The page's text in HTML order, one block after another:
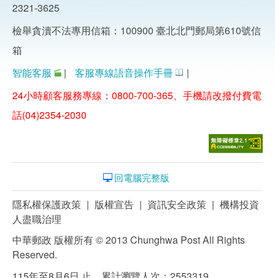
2321-3625
檢舉貪瀆不法專用信箱：100900 臺北北門郵局第610號信
箱
智能客服
| 客服專線語音操作手冊
|
24小時顧客服務專線：0800-700-365、手機請改撥付費電
話(04)2354-2030
回電腦完整版
隱私權保護政策 | 版權宣告 | 資訊安全政策 | 機構投資
人盡職治理
中華郵政 版權所有 © 2013 Chunghwa Post All Rights
Reserved.